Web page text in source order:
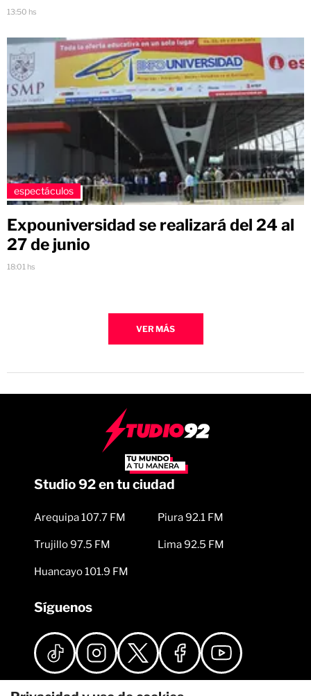
13:50 hs
espectáculos
Expouniversidad se realizará del 24 al
27 de junio
18:01 hs
VER MÁS
Studio 92 en tu ciudad
Arequipa 107.7 FM
Trujillo 97.5 FM
Huancayo 101.9 FM
Piura 92.1 FM
Lima 92.5 FM
Síguenos